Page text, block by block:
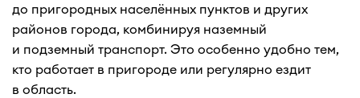
до пригородных населённых пунктов и других
районов города, комбинируя наземный
и подземный транспорт. Это особенно удобно тем,
кто работает в пригороде или регулярно ездит
в область.